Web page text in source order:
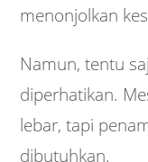
menonjolkan
Namun, tentu
diperhatikan.
lebar, tapi
dibutuhkan.